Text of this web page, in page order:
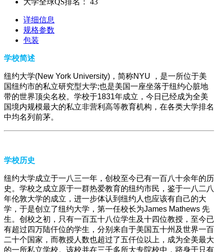
详细信息
规格参数
包装
学校简述
纽约大学(New York University)，简称NYU ，是一所位于美
国纽约市的私立研究型大学;也是美国一座坐落于纽约心脏地
带的世界顶尖名校。学校于1831年成立，今日已经成为全美
国境内规模最大的私立非营利高等教育机构，在各类大学排名
中均名列前茅。
学校历史
纽约大学成立于一八三一年，创校至今已有一百八十余年的历
史。学校之成立原于一群热爱教育的纽约市民，鉴于一八二八
年伦敦大学的成立，进一步体认到纽约人也应该有自己的大
学，于是创立了纽约大学，第一任校长为James Mathews 先
生。创校之初，只有一百五十八位学生及十四位教授，至今已
有超过四万陆仟位的学生，分别来自于美国五十州及世界一百
二十个国家，而教授人数也超过了五仟位以上，成为全美最大
的一所私立学校。该校并在三千多所大专院校中，跻身于只有